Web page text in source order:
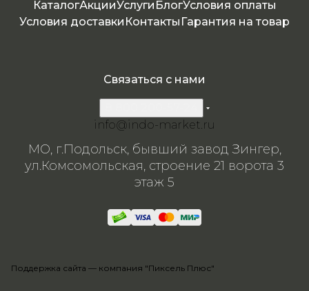
камня
камн
я
КаталогАкцииУслуги БлогУсловия оплаты
Условия доставки Контакты Гарантия на товар
Связаться с нами
info@indo-market.ru
МО, г.Подольск, бывший завод Зингер,
ул.Комсомольская, строение 21 ворота 3
этаж 5
Поддержка сайта — компания "Пиксель Плюс"